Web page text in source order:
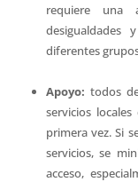
requiere una
diferentes
Apoyo: todos
servicios
primera vez. Si
servicios, se
acceso,